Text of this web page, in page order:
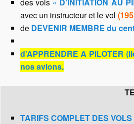
avec un instructeur et le vol
de DEVENIR MEMBRE du
d’APPRENDRE A
nos avions.
TARIFS COMPLET DES